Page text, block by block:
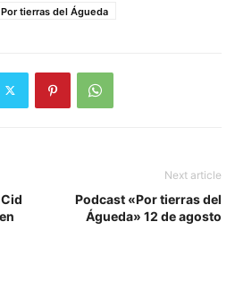
Por tierras del Águeda
Next article
Podcast «Por tierras del
Águeda» 12 de agosto